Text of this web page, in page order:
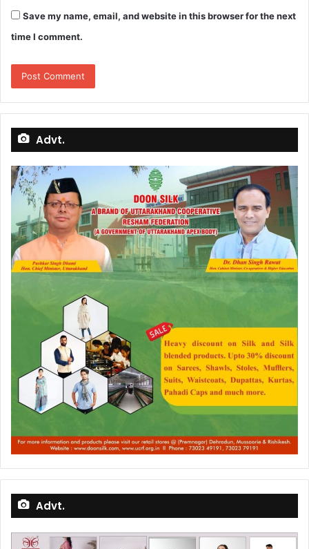
Save my name, email, and website in this browser for the next
time I comment.
Advt.
Advt.